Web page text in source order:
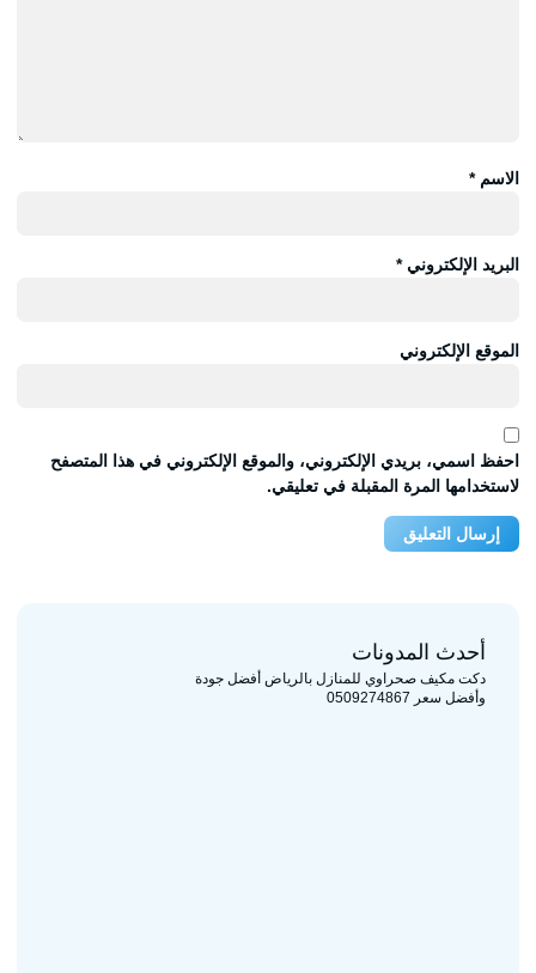
الاسم*
البريد الإلكتروني*
الموقع الإلكتروني
احفظ اسمي، بريدي الإلكتروني، والموقع الإلكتروني في هذا المتصفح
لاستخدامها المرة المقبلة في تعليقي.
أحدث المدونات
دكت مكيف صحراوي للمنازل بالرياض أفضل جودة
وأفضل سعر 0509274867